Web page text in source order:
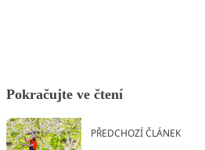
Pokračujte ve čtení
PŘEDCHOZÍ ČLÁNEK